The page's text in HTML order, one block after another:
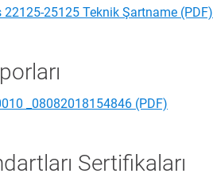
22125-25125 Teknik Şartname (PDF)
_08082018154846 (PDF)
Sertifikaları